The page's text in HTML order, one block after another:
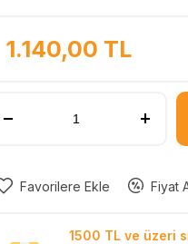
1.140,00 TL
Favorilere Ekle Fiyat
1500 TL ve üzeri